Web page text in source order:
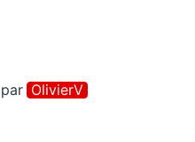
par OlivierV